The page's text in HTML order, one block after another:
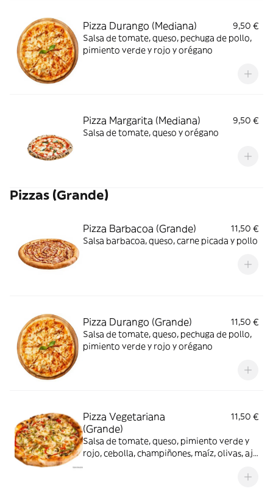
Pizza Durango (Mediana)
9,50 €
Salsa de tomate, queso, pechuga de pollo,
pimiento verde y rojo y orégano
Pizza Margarita (Mediana)
9,50 €
Salsa de tomate, queso y orégano
Pizzas (Grande)
Pizza Barbacoa (Grande)
11,50 €
Salsa barbacoa, queso, carne picada y pollo
Pizza Durango (Grande)
11,50 €
Salsa de tomate, queso, pechuga de pollo,
pimiento verde y rojo y orégano
Pizza Vegetariana
(Grande)
11,50 €
Salsa de tomate, queso, pimiento verde y
rojo, cebolla, champiñones, maíz, olivas, ajo